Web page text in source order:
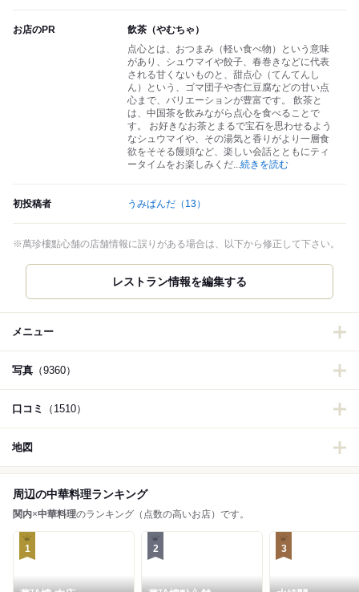
お店のPR
飲茶（やむちゃ）
点心とは、おつまみ（軽い食べ物）という意味
があり、シュウマイや餃子、春巻きなどに代表
される甘くないものと、甜点心（てんてんし
ん）という、ゴマ団子や杏仁豆腐などの甘い点
心まで、バリエーションが豊富です。 飲茶と
は、中国茶を飲みながら点心を食べることで
す。 お好きなお茶とまるで宝石を思わせるよう
なシュウマイや、その湯気と香りがより一層食
欲をそそる饅頭など、楽しい会話とともにティ
ータイムをお楽しみくだ...続きを読む
初投稿者 うみぱんだ （13）
※萬珍樓點心舗の店舗情報に誤りがある場合は、以下から修正して下さい。
レストラン情報を編集する
メニュー
写真 （9360）
口コミ （1510）
地図
周辺の中華料理ランキング
関内×中華料理のランキング（点数の高いお店）です。
1 2 3